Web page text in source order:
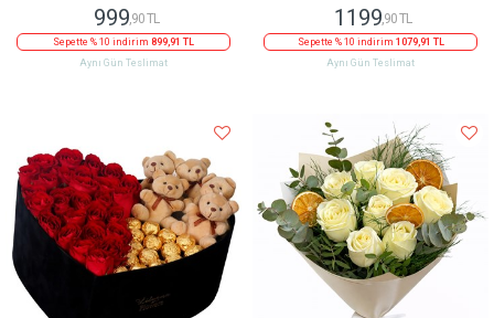
999,90 TL
Sepette % 10 indirim 899,91 TL
Aynı Gün Teslimat
1199,90 TL
Sepette % 10 indirim 1079,91 TL
Aynı Gün Teslimat